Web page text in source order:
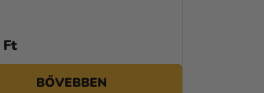
Ft
BŐVEBBEN